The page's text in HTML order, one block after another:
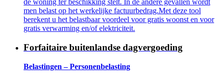
de woning ter beschikking stelt. In de andere gevallen wordt
men belast op het werkelijke factuurbedrag.Met deze tool
berekent u het belastbaar voordeel voor gratis woonst en voor
gratis verwarming en/of elektriciteit.
Forfaitaire buitenlandse dagvergoeding
Belastingen – Personenbelasting